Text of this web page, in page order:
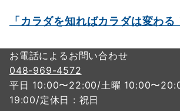
「カラダを知ればカラダは変わる
お電話によるお問い合わせ
048-969-4572
平日 10:00〜22:00/土曜 10:00〜
19:00/定休日 : 祝日